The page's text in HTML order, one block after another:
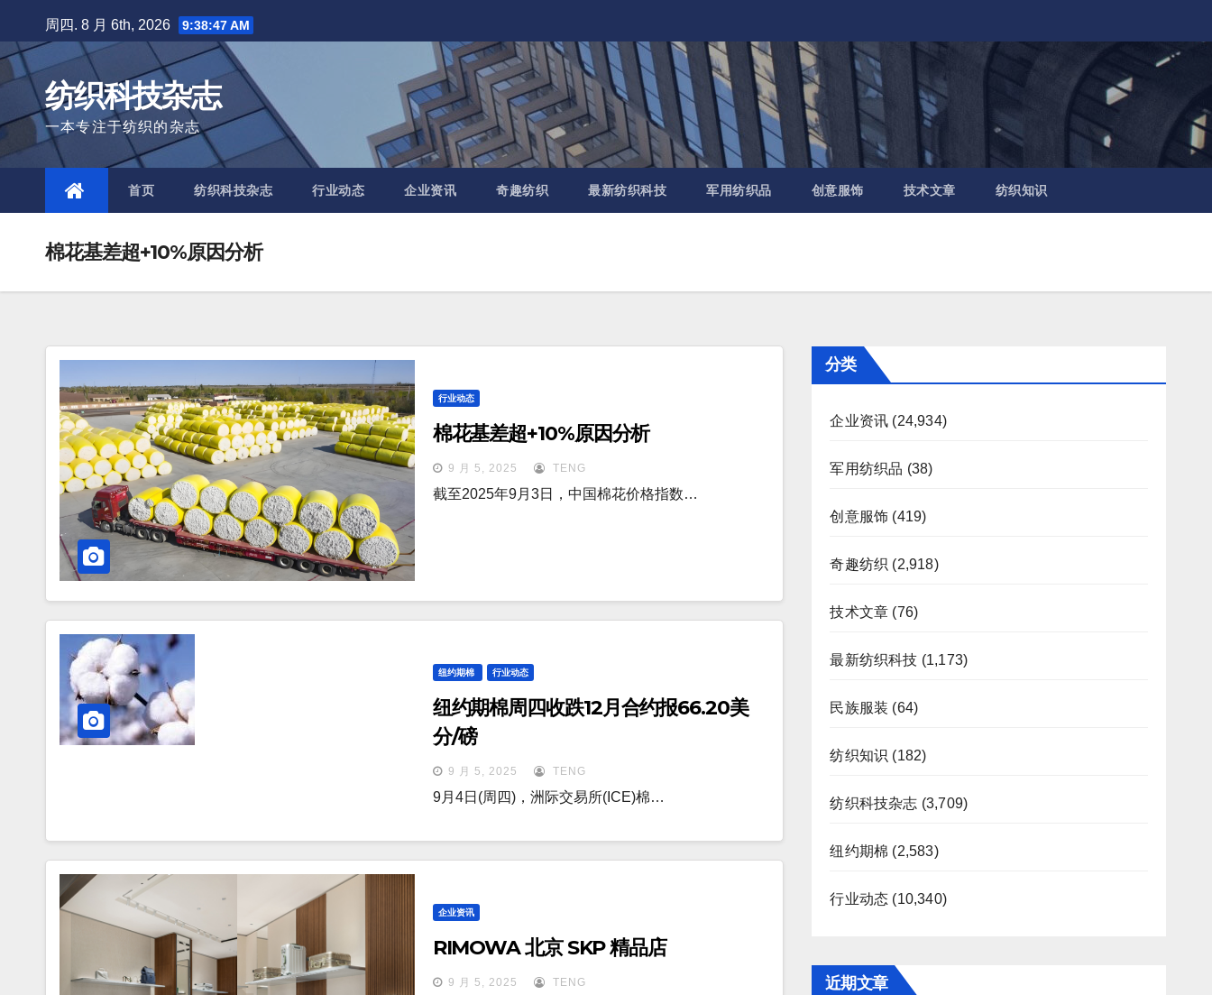
to
content
周四. 8 月 6th, 2026 9:38:48 AM
纺织科技杂志
一本专注于纺织的杂志
首页 纺织科技杂志 行业动态 企业资讯 奇趣纺织 最新纺织科技 军用纺织品 创意服饰 技术文章 纺织知识
棉花基差超+10%原因分析
行业动态
棉花基差超+10%原因分析
9 月 5, 2025 TENG
截至2025年9月3日，中国棉花价格指数…
纽约期棉 行业动态
纽约期棉周四收跌12月合约报66.20美
分/磅
9 月 5, 2025 TENG
9月4日(周四)，洲际交易所(ICE)棉…
企业资讯
RIMOWA 北京 SKP 精品店
9 月 5, 2025 TENG
分类
企业资讯 (24,934)
军用纺织品 (38)
创意服饰 (419)
奇趣纺织 (2,918)
技术文章 (76)
最新纺织科技 (1,173)
民族服装 (64)
纺织知识 (182)
纺织科技杂志 (3,709)
纽约期棉 (2,583)
行业动态 (10,340)
近期文章